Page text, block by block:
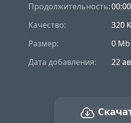
Продолжительность:00:00
Качество:
320
Размер:
0 Mb
Дата добавления:
22